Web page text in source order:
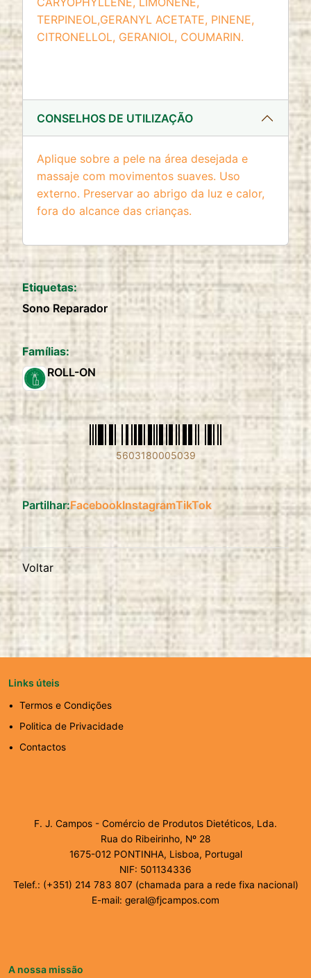
TERPINEOL,GERANYL ACETATE, PINENE,
CITRONELLOL, GERANIOL, COUMARIN.
CONSELHOS DE UTILIZAÇÃO
Aplique sobre a pele na área desejada e
massaje com movimentos suaves. Uso
externo. Preservar ao abrigo da luz e calor,
fora do alcance das crianças.
Etiquetas:
Sono Reparador
Famílias:
ROLL-ON
5603180005039
Partilhar:FacebookInstagramTikTok
Voltar
Links úteis
Termos e Condições
Politica de Privacidade
Contactos
F. J. Campos - Comércio de Produtos Dietéticos, Lda.
Rua do Ribeirinho, Nº 28
1675-012 PONTINHA, Lisboa, Portugal
NIF: 501134336
Telef.: (+351) 214 783 807 (chamada para a rede fixa nacional)
E-mail: geral@fjcampos.com
A nossa missão